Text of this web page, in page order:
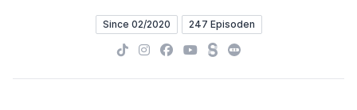
Since 02/2020 247 Episoden
TikTokInstagram
Facebook
YouTube
SteadyLetterboxd